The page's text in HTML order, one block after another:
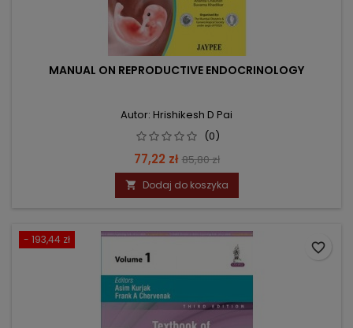
MANUAL ON REPRODUCTIVE ENDOCRINOLOGY
Autor: Hrishikesh D Pai
(0)
Cena
77,22 zł Cena
podstawowa
85,80 zł
 Dodaj do koszyka
- 193,44 zł
favorite_border